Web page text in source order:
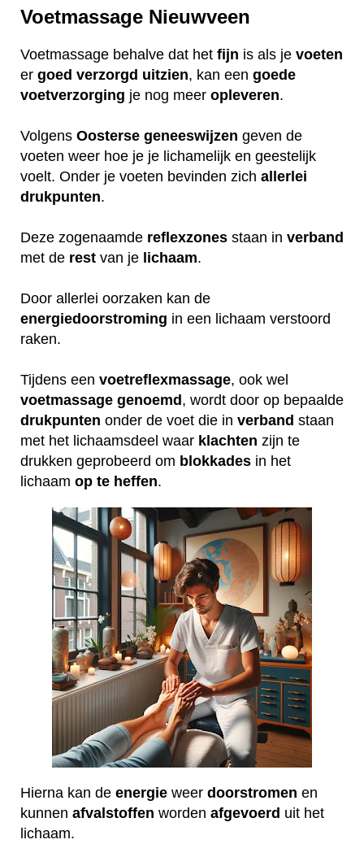
Voetmassage Nieuwveen
Voetmassage behalve dat het fijn is als je voeten
er goed verzorgd uitzien, kan een goede
voetverzorging je nog meer opleveren.
Volgens Oosterse geneeswijzen geven de
voeten weer hoe je je lichamelijk en geestelijk
voelt. Onder je voeten bevinden zich allerlei
drukpunten.
Deze zogenaamde reflexzones staan in verband
met de rest van je lichaam.
Door allerlei oorzaken kan de
energiedoorstroming in een lichaam verstoord
raken.
Tijdens een voetreflexmassage, ook wel
voetmassage genoemd , wordt door op bepaalde
drukpunten onder de voet die in verband staan
met het lichaamsdeel waar klachten zijn te
drukken geprobeerd om blokkades in het
lichaam op te heffen.
Hierna kan de energie weer doorstromen en
kunnen afvalstoffen worden afgevoerd uit het
lichaam.